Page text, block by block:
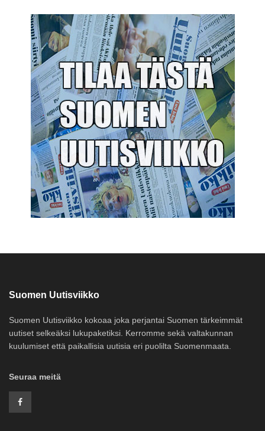
Suomen Uutisviikko
Suomen Uutisviikko kokoaa joka perjantai Suomen tärkeimmät
uutiset selkeäksi lukupaketiksi. Kerromme sekä valtakunnan
kuulumiset että paikallisia uutisia eri puolilta Suomenmaata.
Seuraa meitä